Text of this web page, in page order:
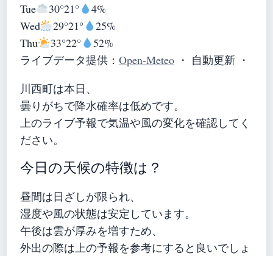
Tue
30°21°
4%
Wed
29°21°
25%
Thu
33°22°
52%
ライブデータ提供： Open-Meteo ・ 自動更新 ・
川西町は本日、
曇りがちで降水確率は低めです。
上のライブ予報で気温や風の変化を確認してく
ださい。
今日の天候の特徴は？
昼間は日ざしが限られ、
湿度や風の状態は安定しています。
午後は雲が厚みを増すため、
外出の際は上の予報を参考にすると良いでしょ